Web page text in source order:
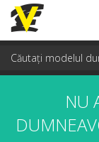
NU